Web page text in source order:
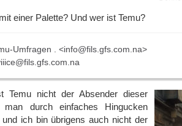
einer Palette? Und wer ist Temu?
Umfragen . <info@fils.gfs.com.na>
Temu nicht der Absender dieser
durch einfaches Hingucken
ich bin übrigens auch nicht der